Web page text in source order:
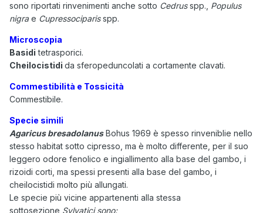
sono riportati rinvenimenti anche sotto Cedrus spp., Populus
nigra e Cupressociparis spp.
Microscopia
Basidi tetrasporici.
Cheilocistidi da sferopeduncolati a cortamente clavati.
Commestibilità e Tossicità
Commestibile.
Specie simili
Agaricus bresadolanus Bohus 1969 è spesso rinveniblie nello
stesso habitat sotto cipresso, ma è molto differente, per il suo
leggero odore fenolico e ingiallimento alla base del gambo, i
rizoidi corti, ma spessi presenti alla base del gambo, i
cheilocistidi molto più allungati.
Le specie più vicine appartenenti alla stessa
sottosezione Sylvatici sono: